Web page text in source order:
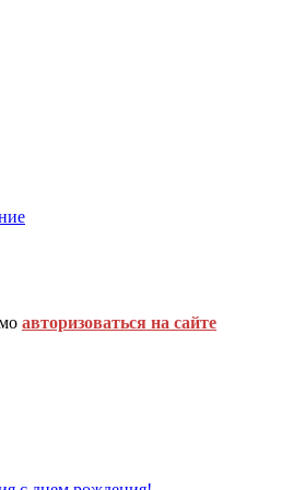
авторизоваться на сайте